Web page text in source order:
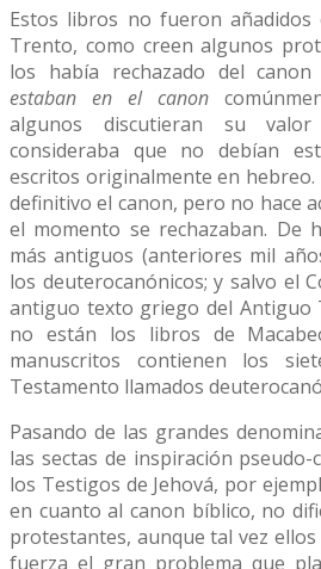
Estos libros no fueron añadidos
Trento, como creen algunos
los había rechazado del canon
estaban en el canon
algunos discutieran su
consideraba que no debían
escritos originalmente en
definitivo el canon, pero no hace
el momento se rechazaban. De
más antiguos (anteriores mil
los deuterocanónicos; y salvo el
antiguo texto griego del Antiguo
no están los libros de
manuscritos contienen los
Testamento llamados
Pasando de las grandes
las sectas de inspiración
los Testigos de Jehová, por
en cuanto al canon bíblico, no
protestantes, aunque tal vez
fuerza el gran problema que